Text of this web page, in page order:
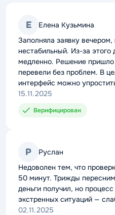
Е Елена Кузьмина
Заполняла заявку вечером,
нестабильный. Из-за
медленно. Решение пришло
перевели без проблем. В
интерфейс можно
15.11.2025
Верифицирован
Р Руслан
Недоволен тем, что
50 минут. Трижды
деньги получил, но
экстренных ситуаций —
02.11.2025